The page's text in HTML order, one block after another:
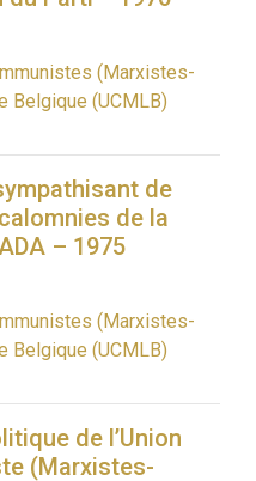
(Marxistes-
Belgique (UCMLB)
de
de la
– 1975
(Marxistes-
Belgique (UCMLB)
de l’Union
(Marxistes-